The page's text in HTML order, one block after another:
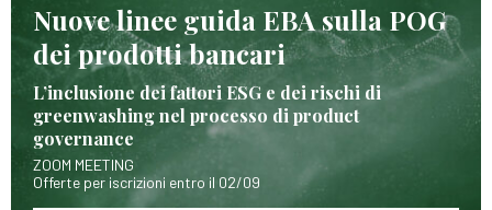
Nuove linee guida EBA sulla POG
dei prodotti bancari
L’inclusione dei fattori ESG e dei rischi di
greenwashing nel processo di product
governance
ZOOM MEETING
Offerte per iscrizioni entro il 02/09